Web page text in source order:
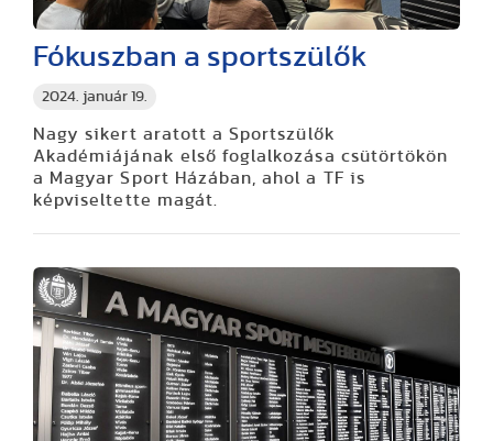
2024. január 19.
Fókuszban a sportszülők
Nagy sikert aratott a Sportszülők
Akadémiájának első foglalkozása csütörtökön
a Magyar Sport Házában, ahol a TF is
képviseltette magát.